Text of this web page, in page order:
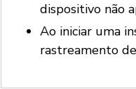
dispositivo não
Ao iniciar uma
rastreamento